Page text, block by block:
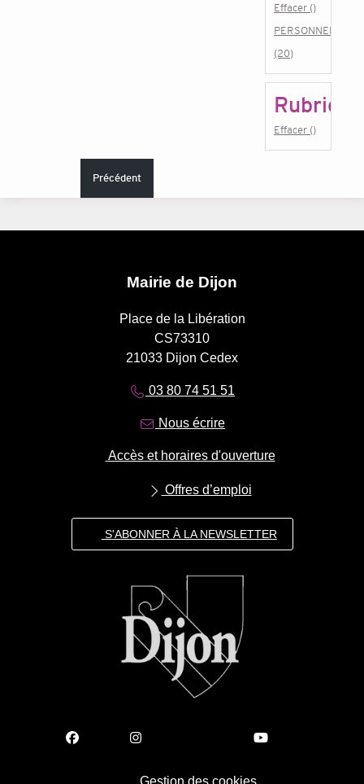
Effacer ()
PERSONNEL
(20)
Rubrique
Effacer ()
Précédent
Mairie de Dijon
Place de la Libération
CS73310
21033 Dijon Cedex
03 80 74 51 51
Nous écrire
Accès et horaires d'ouverture
Offres d’emploi
S'ABONNER À LA NEWSLETTER
Gestion des cookies